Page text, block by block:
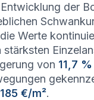
der
Werte
stärksten
von 11,7 %
185 €/m².